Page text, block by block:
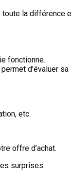
la différence
fonctionne.
d’évaluer sa
etc.
offre d’achat.
surprises.